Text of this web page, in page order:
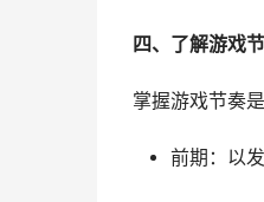
四、了解游戏
掌握游戏节奏
前期：以